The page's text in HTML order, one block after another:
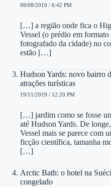
09/08/2019 / 6:42 PM
[…] a região onde fica o
Vessel (o prédio em
fotografado da cidade) no
estão […]
Hudson Yards: novo bairro
atrações turísticas
19/11/2019 / 12:20 PM
[…] jardim como se fosse
até Hudson Yards. De
Vessel mais se parece com
ficção científica, tamanha
[…]
Arctic Bath: o hotel na
congelado